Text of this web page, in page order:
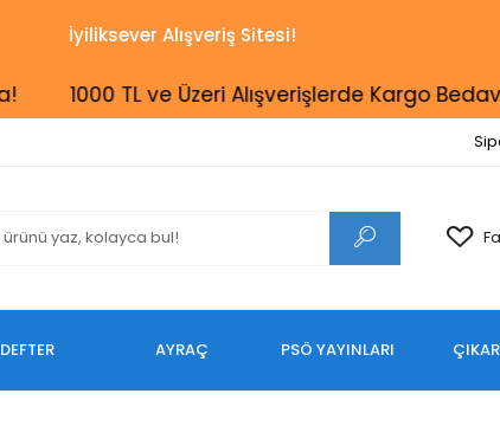
İyiliksever Alışveriş Sitesi!
1000 TL ve Üzeri Alışverişlerde Kargo Bedava!
DEFTER AYRAÇ PSÖ YAYINLARI